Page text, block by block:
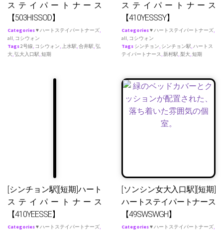
ステイパートナース
【503HISSOD】
Categories♥ ハートステイパートナーズ,
all, コシウォン
Tags2号線, コシウォン, 上水駅,合井駅,弘
大,弘大入口駅,短期
ステイパートナース
【410YESSSY】
Categories♥ ハートステイパートナーズ,
all, コシウォン
Tags シンチョン, シンチョン駅,ハートス
テイパートナース,新村駅,梨大,短期
[シンチョン駅][短期]ハート
ステイパートナース
【410YEESSE】
Categories♥ ハートステイパートナーズ,
[ソンシン女大入口駅][短期]
ハートステイパートナース
【49SWSWGH】
Categories♥ ハートステイパートナーズ,